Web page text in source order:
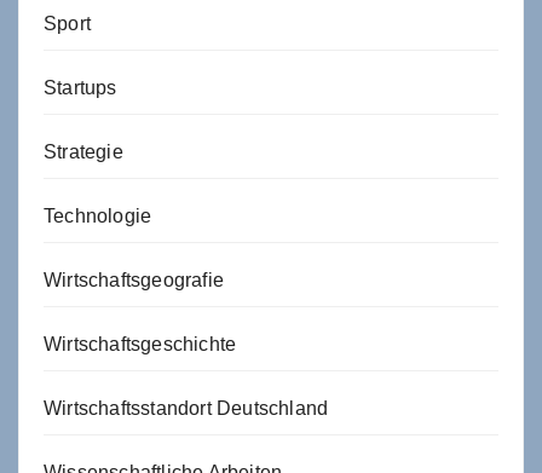
Sport
Startups
Strategie
Technologie
Wirtschaftsgeografie
Wirtschaftsgeschichte
Wirtschaftsstandort Deutschland